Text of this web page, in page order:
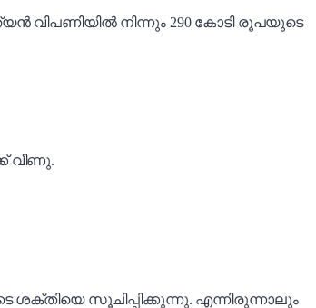
വിപണിയിൽ നിന്നും 290 കോടി രൂപയുടെ
വീണു.
സൂചിപ്പിക്കുന്നു. എന്നിരുന്നാലും